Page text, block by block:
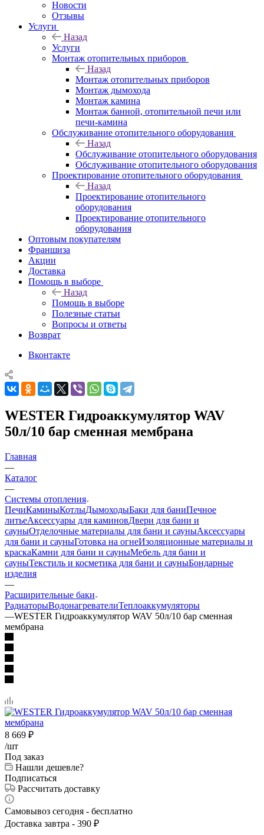
Новости
Отзывы
Услуги
Назад
Услуги
Монтаж отопительных приборов
Назад
Монтаж отопительных приборов
Монтаж дымохода
Монтаж камина
Монтаж банной, отопительной печи или
печи-камина
Обслуживание отопительного оборудования
Назад
Обслуживание отопительного оборудования
Обслуживание отопительного оборудования
Проектирование отопительного оборудования
Назад
Проектирование отопительного
оборудования
Проектирование отопительного
оборудования
Оптовым покупателям
Франшиза
Акции
Доставка
Помощь в выборе
Назад
Помощь в выборе
Полезные статьи
Вопросы и ответы
Возврат
Вконтакте
WESTER Гидроаккумулятор WAV
50л/10 бар сменная мембрана
Главная
—
Каталог
—
Системы отопления
ПечиКаминыКотлыДымоходыБаки для баниПечное
литьеАксессуары для каминовДвери для бани и
сауныОтделочные материалы для бани и сауныАксессуары
для бани и сауныГотовка на огнеИзоляционные материалы и
краскаКамни для бани и сауныМебель для бани и
сауныТекстиль и косметика для бани и сауныБондарные
изделия
—
Расширительные баки
РадиаторыВодонагревателиТеплоаккумуляторы
—WESTER Гидроаккумулятор WAV 50л/10 бар сменная
мембрана
8 669 ₽
/шт
Под заказ
Нашли дешевле?
Подписаться
Рассчитать доставку
Самовывоз сегодня - бесплатно
Доставка завтра - 390 ₽